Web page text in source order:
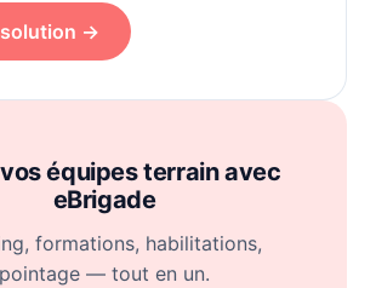
→
équipes terrain avec
eBrigade
formations, habilitations,
pointage — tout en un.